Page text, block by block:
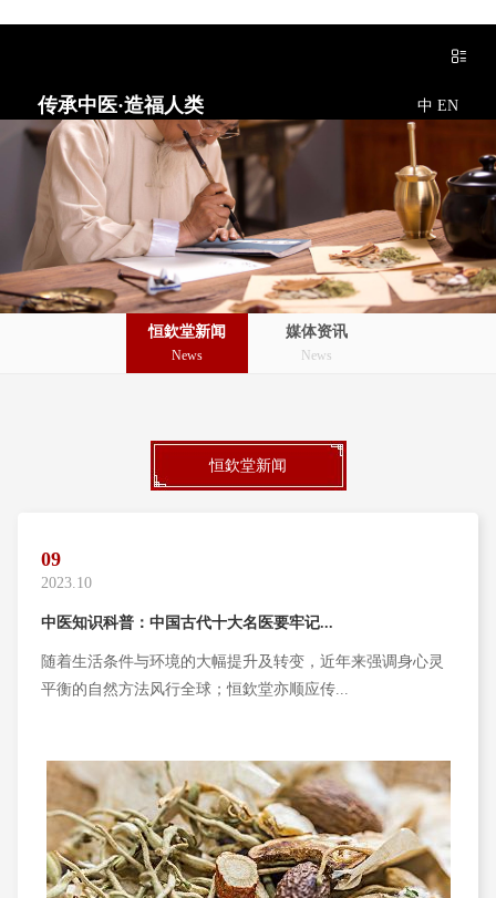
传承中医·造福人类 中 EN
恒欽堂新闻
News
媒体资讯
News
恒欽堂新闻
09
2023.10
中医知识科普：中国古代十大名医要牢记...
随着生活条件与环境的大幅提升及转变，近年来强调身心灵
平衡的自然方法风行全球；恒欽堂亦顺应传...